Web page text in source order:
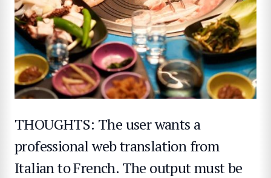
RECHERCHE
THOUGHTS: The user wants a
professional web translation from
Italian to French. The output must be